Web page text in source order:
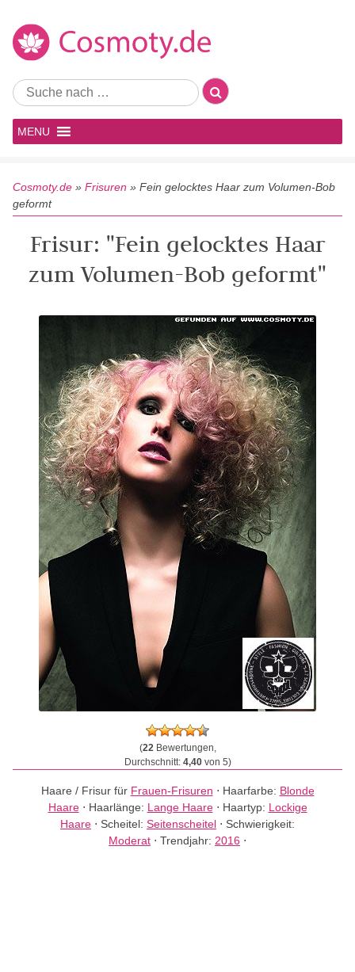
MENU
Cosmoty.de » Frisuren » Fein gelocktes Haar zum Volumen-Bob
geformt
Frisur: "Fein gelocktes Haar
zum Volumen-Bob geformt"
(22Bewertungen,
Durchschnitt: 4,40von 5)
Haare / Frisur für Frauen-Frisuren ⋅ Haarfarbe: Blonde
Haare⋅ Haarlänge: Lange Haare⋅ Haartyp: Lockige
Haare ⋅ Scheitel: Seitenscheitel ⋅ Schwierigkeit:
Moderat ⋅ Trendjahr: 2016 ⋅